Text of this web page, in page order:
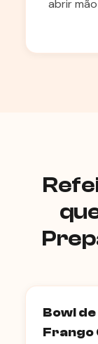
abrir
Bowl
Frango